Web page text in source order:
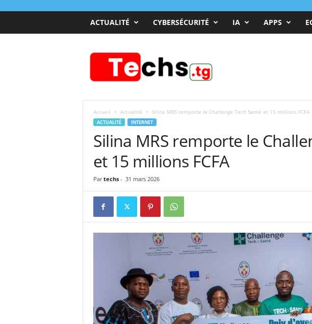
ACTUALITÉ CYBERSÉCURITÉ IA APPS
Accueil Actualité Silina MRS remporte le Challenge Tech Santé et 15 millions FCFA
ACTUALITÉ INTERNET
Silina MRS remporte le
et 15 millions FCFA
Par techs- 31 mars 2026